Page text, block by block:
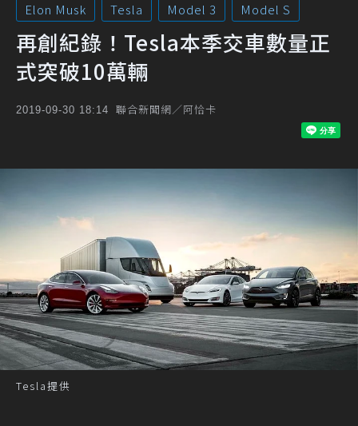
Elon Musk Tesla Model 3 Model S
再創紀錄！Tesla本季交車數量正
式突破10萬輛
2019-09-30 18:14 聯合新聞網／阿恰卡
Tesla提供